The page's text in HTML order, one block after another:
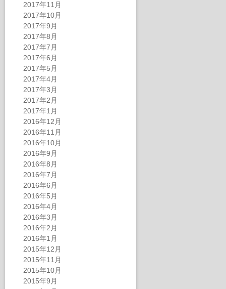
2017年11月
2017年10月
2017年9月
2017年8月
2017年7月
2017年6月
2017年5月
2017年4月
2017年3月
2017年2月
2017年1月
2016年12月
2016年11月
2016年10月
2016年9月
2016年8月
2016年7月
2016年6月
2016年5月
2016年4月
2016年3月
2016年2月
2016年1月
2015年12月
2015年11月
2015年10月
2015年9月